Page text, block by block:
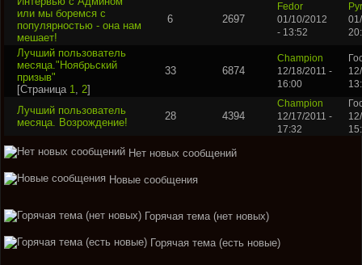
или мы боремся с
популярностью - она нам
мешает!
6 2697
Fedor
01/10/2012
- 13:52
Лучший пользователь
месяца."Ноябрьский
призыв"
[Страница 1 2]
33 6874
Champion
12/18/2011 -
16:00
Лучший пользователь
месяца. Возрождение!
28 4394
Champion
12/17/2011 -
17:32
Нет новых сообщений
Новые сообщения
Горячая тема (нет новых)
Горячая тема (есть новые)